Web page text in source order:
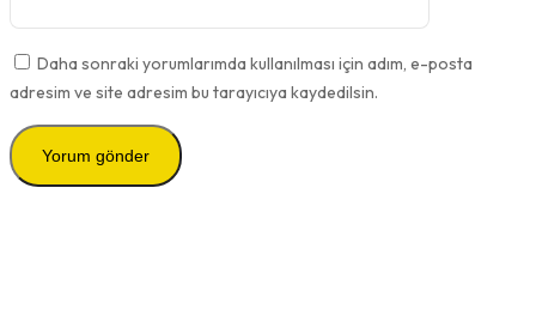
Daha sonraki yorumlarımda kullanılması için adım, e-posta
adresim ve site adresim bu tarayıcıya kaydedilsin.